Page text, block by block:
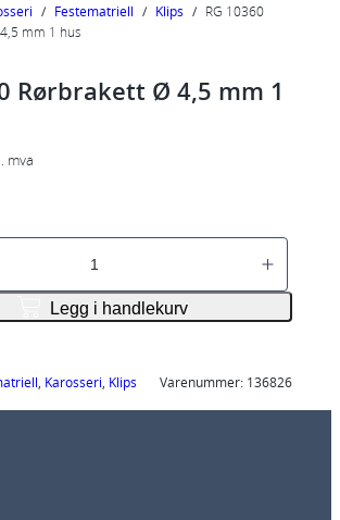
/ Festematriell / Klips / RG 10360
mm 1 hus
Rørbrakett Ø 4,5 mm 1
mva
Legg i handlekurv
, Karosseri, Klips Varenummer: 136826